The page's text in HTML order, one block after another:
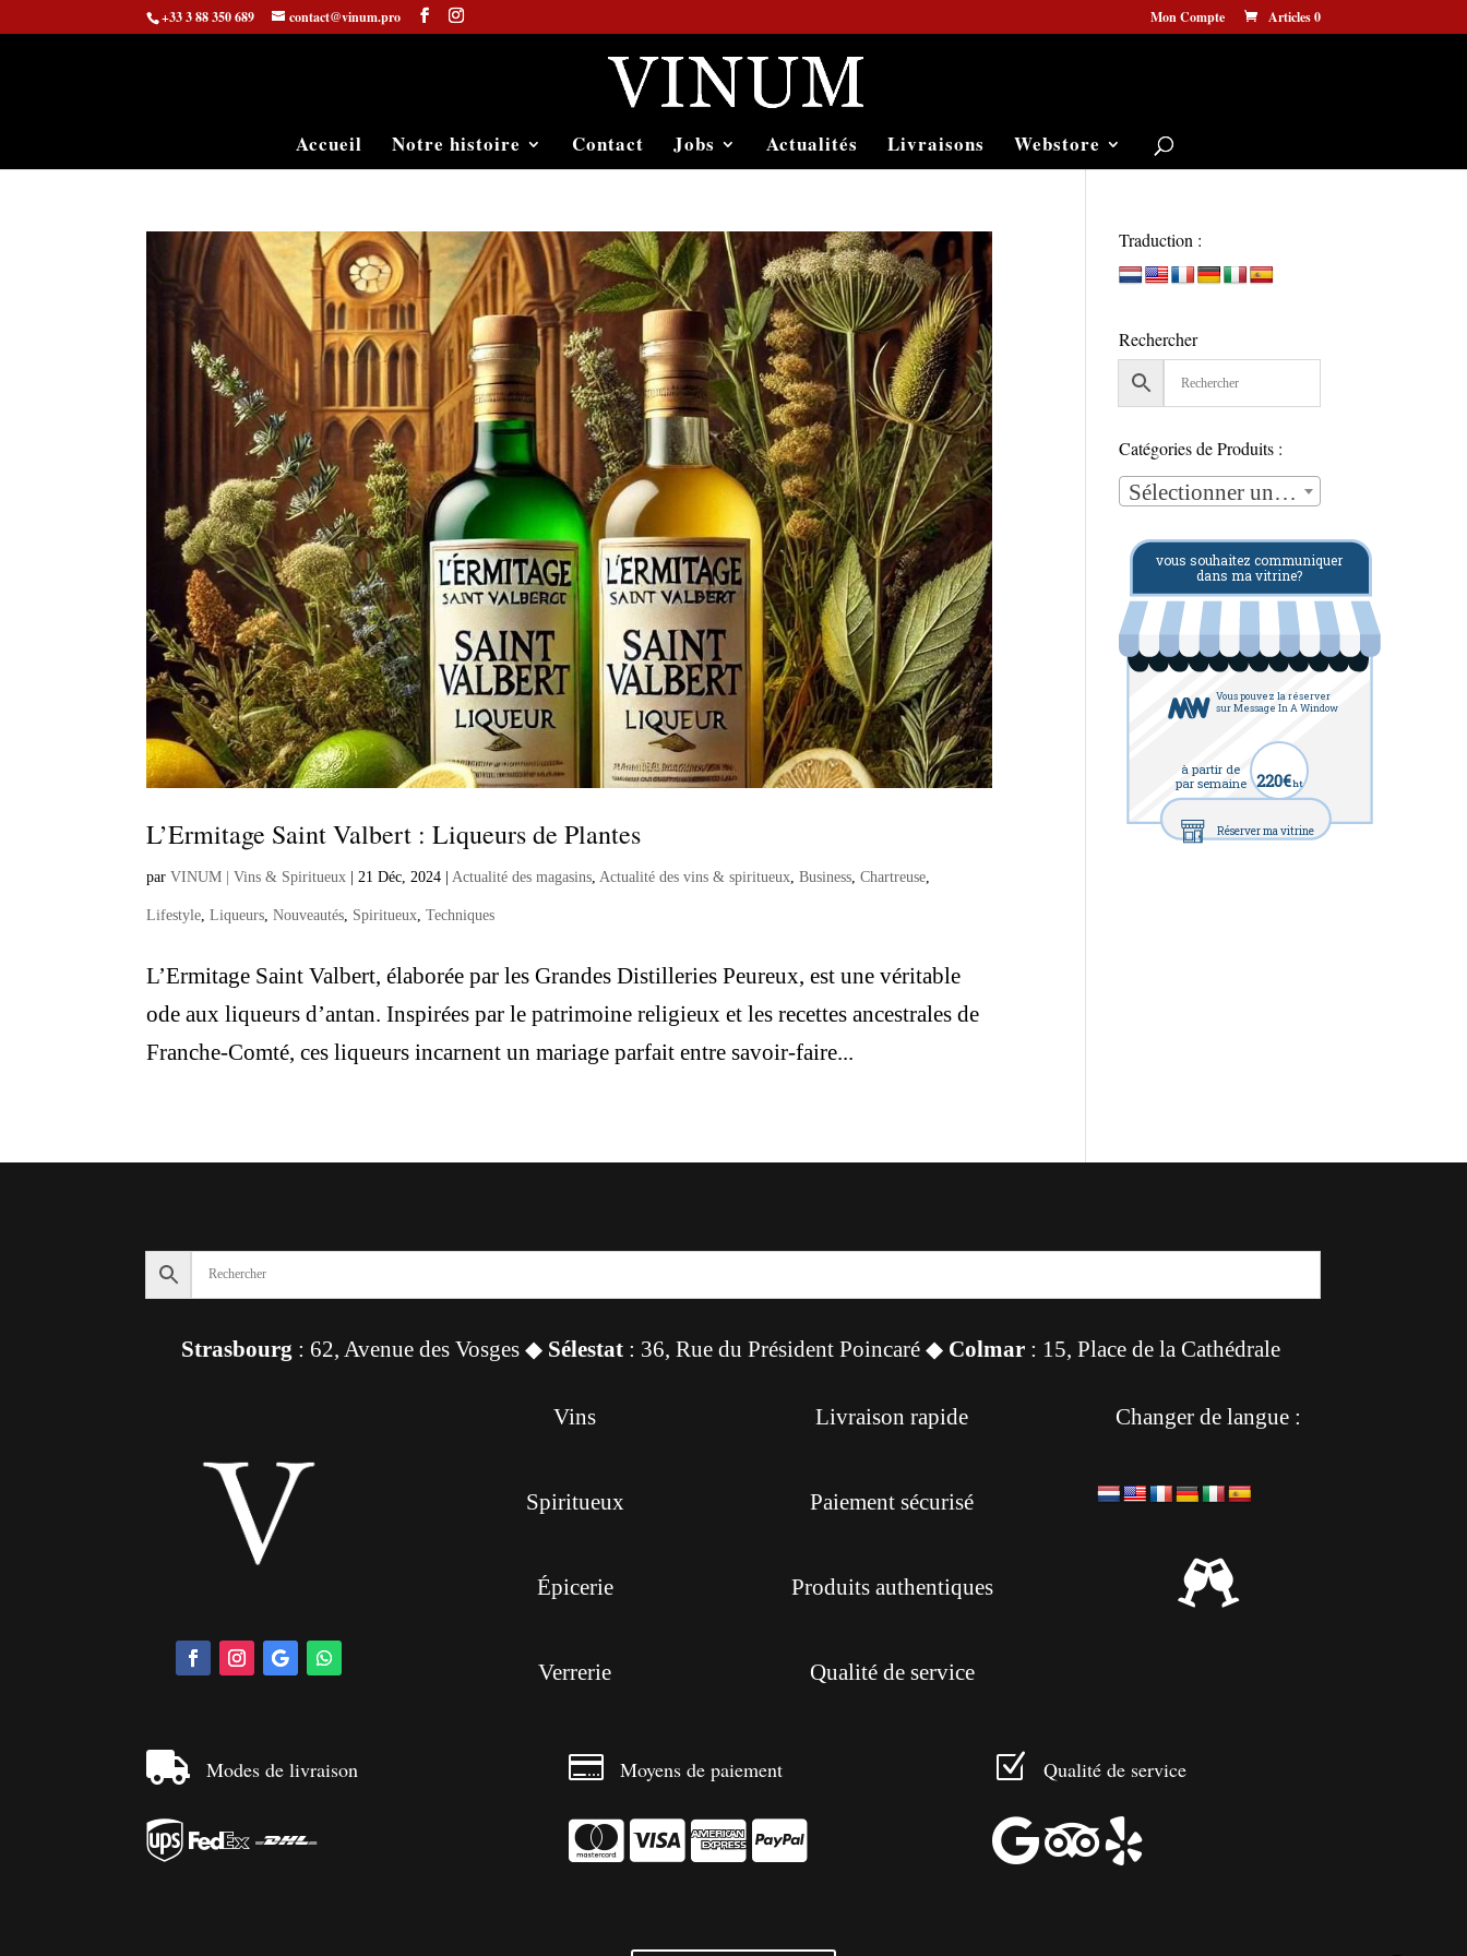
+33 3 88 350 689 contact@vinum.pro Mon Compte Articles 0
Accueil Notre histoire Contact Jobs Actualités Livraisons Webstore
L’Ermitage Saint Valbert : Liqueurs de Plantes
parVINUM | Vins & Spiritueux |21 Déc, 2024 |Actualité des magasins,Actualité des vins & spiritueux,Business,Chartreuse,
Lifestyle,Liqueurs,Nouveautés, Spiritueux,Techniques
L’Ermitage Saint Valbert, élaborée par les Grandes Distilleries Peureux, est une véritable
ode aux liqueurs d’antan. Inspirées par le patrimoine religieux et les recettes ancestrales de
Franche-Comté, ces liqueurs incarnent un mariage parfait entre savoir-faire...
Traduction :
Rechercher
Catégories de Produits :
Sélectionner une catégorie
vous souhaitez communiquer
dans ma vitrine?
Vous pouvez la réserver
sur Message In A Window
à partir de
par semaine 220€ht
Réserver ma vitrine
Strasbourg : 62, Avenue des Vosges ◆ Sélestat : 36, Rue du Président Poincaré ◆ Colmar : 15, Place de la Cathédrale
Vins
Spiritueux
Épicerie
Verrerie
Livraison rapide
Paiement sécurisé
Produits authentiques
Qualité de service
Changer de langue :

 Modes de livraison

 Moyens de paiement
  
Z Qualité de service
